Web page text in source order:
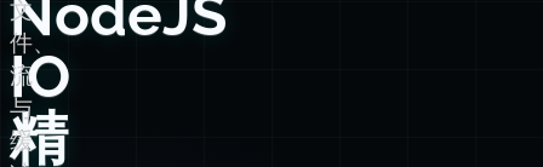
NodeJS
IO
精
文
件、
流
与
缓